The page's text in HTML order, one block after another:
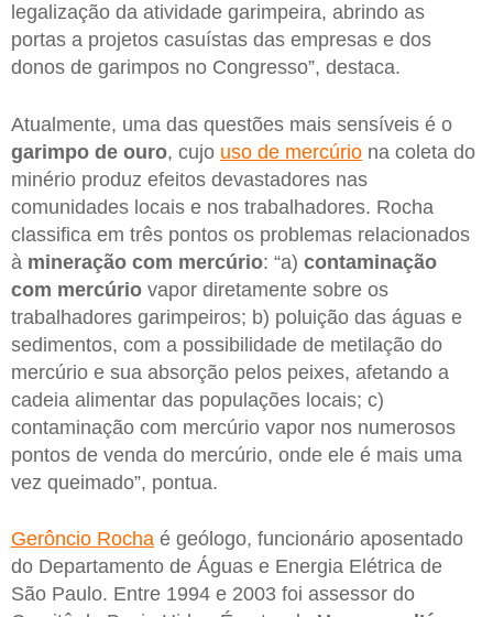
legalização da atividade garimpeira, abrindo as
portas a projetos casuístas das empresas e dos
donos de garimpos no Congresso”, destaca.
Atualmente, uma das questões mais sensíveis é o
garimpo de ouro, cujo uso de mercúrio na coleta do
minério produz efeitos devastadores nas
comunidades locais e nos trabalhadores. Rocha
classifica em três pontos os problemas relacionados
à mineração com mercúrio: “a) contaminação
com mercúrio vapor diretamente sobre os
trabalhadores garimpeiros; b) poluição das águas e
sedimentos, com a possibilidade de metilação do
mercúrio e sua absorção pelos peixes, afetando a
cadeia alimentar das populações locais; c)
contaminação com mercúrio vapor nos numerosos
pontos de venda do mercúrio, onde ele é mais uma
vez queimado”, pontua.
Gerôncio Rocha é geólogo, funcionário aposentado
do Departamento de Águas e Energia Elétrica de
São Paulo. Entre 1994 e 2003 foi assessor do